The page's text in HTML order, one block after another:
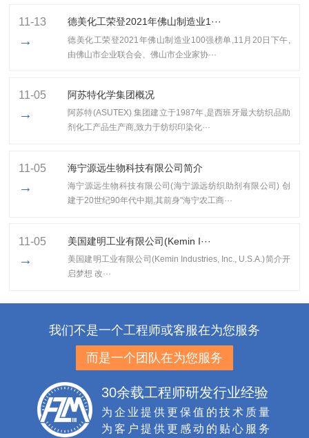
11-13
→
​德美化工荣登2021年佛山制造业1···
​德美化工荣登2021年佛山制造业100强榜单,11月20日下午,
由佛山市企业联合会、佛山市企业家协···
11-05
→
阿苏特化学集团概况
阿苏特(ASUTEX) 集团建立于1987年,是西班牙最大纺织品助
剂化工产品生产商,致力于纺织印染化···
11-05
→
海宁源远生物科技有限公司简介
海宁源远生物科技有限公司(海宁源远纺织助剂有限公司) 创
建于20世纪90年代中期,其前身"海宁农工商···
11-05
→
美国建明工业有限公司(Kemin I···
美国建明工业有限公司(Kemin Industries, Inc., U.S.A.)简介开
启梦想 改···
我们不是一个工程师或客服在为您服务
而是一个团队在为您服务
30余载工程师研发行业经验
为企业提供更保值的技术质量
为客户提供更感动的贴心服务